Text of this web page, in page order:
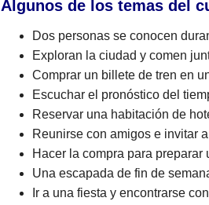
Algunos de los temas del
Dos personas se conocen
Exploran la ciudad y comen
Comprar un billete de tren en
Escuchar el pronóstico del
Reservar una habitación de
Reunirse con amigos e invitar
Hacer la compra para preparar
Una escapada de fin de
Ir a una fiesta y encontrarse